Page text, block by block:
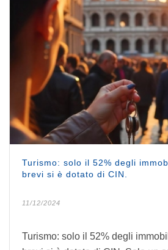
Turismo: solo il 52% degli
brevi si è dotato di CIN.
11/12/2024
Turismo: solo il 52% degli